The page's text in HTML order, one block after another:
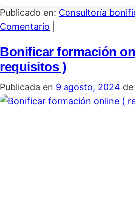
Publicado en: Consultoría
Comentario
Bonificar formación
requisitos )
Publicada en 9 agosto, 2024 de